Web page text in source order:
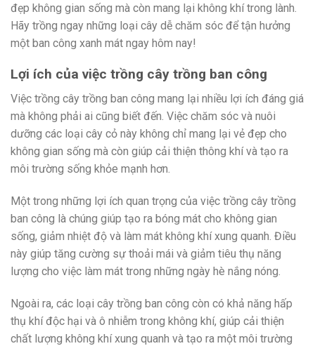
đẹp không gian sống mà còn mang lại không khí trong lành.
Hãy trồng ngay những loại cây dễ chăm sóc để tận hưởng
một ban công xanh mát ngay hôm nay!
Lợi ích của việc trồng cây trồng ban công
Việc trồng cây trồng ban công mang lại nhiều lợi ích đáng giá
mà không phải ai cũng biết đến. Việc chăm sóc và nuôi
dưỡng các loại cây cỏ này không chỉ mang lại vẻ đẹp cho
không gian sống mà còn giúp cải thiện thông khí và tạo ra
môi trường sống khỏe mạnh hơn.
Một trong những lợi ích quan trọng của việc trồng cây trồng
ban công là chúng giúp tạo ra bóng mát cho không gian
sống, giảm nhiệt độ và làm mát không khí xung quanh. Điều
này giúp tăng cường sự thoải mái và giảm tiêu thụ năng
lượng cho việc làm mát trong những ngày hè nắng nóng.
Ngoài ra, các loại cây trồng ban công còn có khả năng hấp
thụ khí độc hại và ô nhiễm trong không khí, giúp cải thiện
chất lượng không khí xung quanh và tạo ra một môi trường